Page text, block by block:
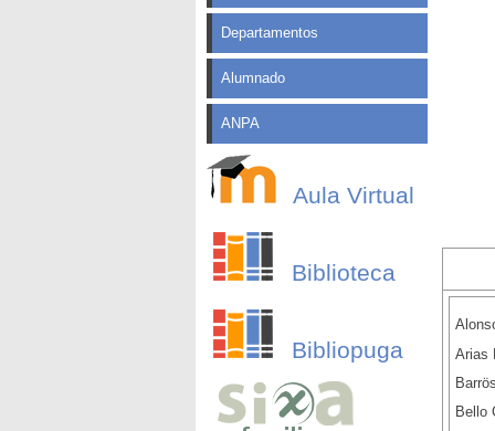
Departamentos
Alumnado
ANPA
Aula Virtual
Biblioteca
Bibliopuga
Arias
Bello